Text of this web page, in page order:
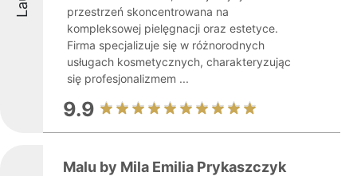
przestrzeń skoncentrowana na
kompleksowej pielęgnacji oraz estetyce.
Firma specjalizuje się w różnorodnych
usługach kosmetycznych, charakteryzując
się profesjonalizmem ...
9.9
Malu by Mila Emilia Prykaszczyk